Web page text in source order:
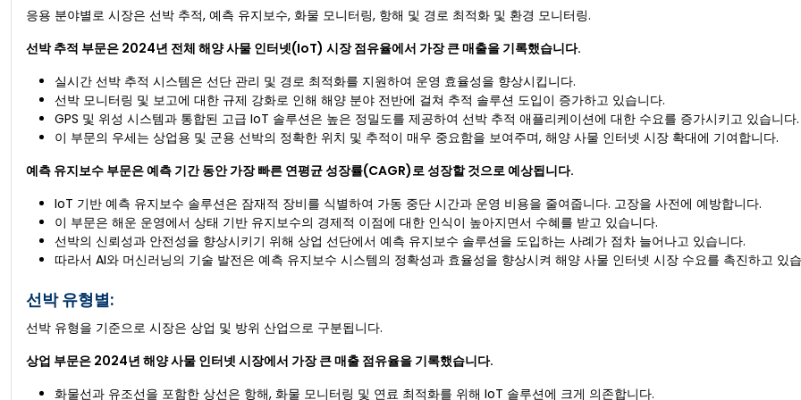
응용 분야별로 시장은 선박 추적, 예측 유지보수, 화물 모니터링, 항해 및 경로 최적화 및 환경 모니터링.
선박 추적 부문은 2024년 전체 해양 사물 인터넷(IoT) 시장 점유율에서 가장 큰 매출을 기록했습니다.
실시간 선박 추적 시스템은 선단 관리 및 경로 최적화를 지원하여 운영 효율성을 향상시킵니다.
선박 모니터링 및 보고에 대한 규제 강화로 인해 해양 분야 전반에 걸쳐 추적 솔루션 도입이 증가하고 있습니다.
GPS 및 위성 시스템과 통합된 고급 IoT 솔루션은 높은 정밀도를 제공하여 선박 추적 애플리케이션에 대한 수요를 증가시키고 있습니다.
이 부문의 우세는 상업용 및 군용 선박의 정확한 위치 및 추적이 매우 중요함을 보여주며, 해양 사물 인터넷 시장 확대에 기여합니다.
예측 유지보수 부문은 예측 기간 동안 가장 빠른 연평균 성장률(CAGR)로 성장할 것으로 예상됩니다.
IoT 기반 예측 유지보수 솔루션은 잠재적 장비를 식별하여 가동 중단 시간과 운영 비용을 줄여줍니다. 고장을 사전에 예방합니다.
이 부문은 해운 운영에서 상태 기반 유지보수의 경제적 이점에 대한 인식이 높아지면서 수혜를 받고 있습니다.
선박의 신뢰성과 안전성을 향상시키기 위해 상업 선단에서 예측 유지보수 솔루션을 도입하는 사례가 점차 늘어나고 있습니다.
따라서 AI와 머신러닝의 기술 발전은 예측 유지보수 시스템의 정확성과 효율성을 향상시켜 해양 사물 인터넷 시장 수요를 촉진하고 있
선박 유형별:
선박 유형을 기준으로 시장은 상업 및 방위 산업으로 구분됩니다.
상업 부문은 2024년 해양 사물 인터넷 시장에서 가장 큰 매출 점유율을 기록했습니다.
화물선과 유조선을 포함한 상선은 항해, 화물 모니터링 및 연료 최적화를 위해 IoT 솔루션에 크게 의존합니다.